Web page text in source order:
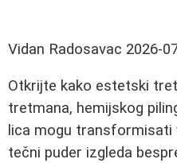
Vidan Radosavac 2026-
Otkrijte kako estetski
tretmana, hemijskog
lica mogu transformisati
tečni puder izgleda